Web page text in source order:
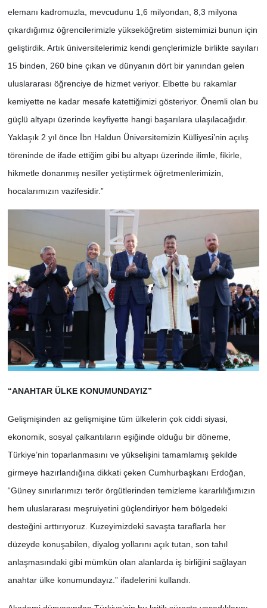
elemanı kadromuzla, mevcudunu 1,6 milyondan, 8,3 milyona
çıkardığımız öğrencilerimizle yükseköğretim sistemimizi bunun için
geliştirdik. Artık üniversitelerimiz kendi gençlerimizle birlikte sayıları
15 binden, 260 bine çıkan ve dünyanın dört bir yanından gelen
uluslararası öğrenciye de hizmet veriyor. Elbette bu rakamlar
kemiyette ne kadar mesafe katettiğimizi gösteriyor. Önemli olan bu
güçlü altyapı üzerinde keyfiyette hangi başarılara ulaşılacağıdır.
Yaklaşık 2 yıl önce İbn Haldun Üniversitemizin Külliyesi’nin açılış
töreninde de ifade ettiğim gibi bu altyapı üzerinde ilimle, fikirle,
hikmetle donanmış nesiller yetiştirmek öğretmenlerimizin,
hocalarımızın vazifesidir.”
“ANAHTAR ÜLKE KONUMUNDAYIZ”
Gelişmişinden az gelişmişine tüm ülkelerin çok ciddi siyasi,
ekonomik, sosyal çalkantıların eşiğinde olduğu bir döneme,
Türkiye’nin toparlanmasını ve yükselişini tamamlamış şekilde
girmeye hazırlandığına dikkati çeken Cumhurbaşkanı Erdoğan,
“Güney sınırlarımızı terör örgütlerinden temizleme kararlılığımızın
hem uluslararası meşruiyetini güçlendiriyor hem bölgedeki
desteğini arttırıyoruz. Kuzeyimizdeki savaşta taraflarla her
düzeyde konuşabilen, diyalog yollarını açık tutan, son tahıl
anlaşmasındaki gibi mümkün olan alanlarda iş birliğini sağlayan
anahtar ülke konumundayız.” ifadelerini kullandı.